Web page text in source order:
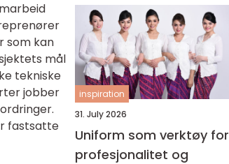
som kan
mål
tekniske
jobber
fastsatte
inspiration
31. July 2026
Uniform som verktøy for
profesjonalitet og